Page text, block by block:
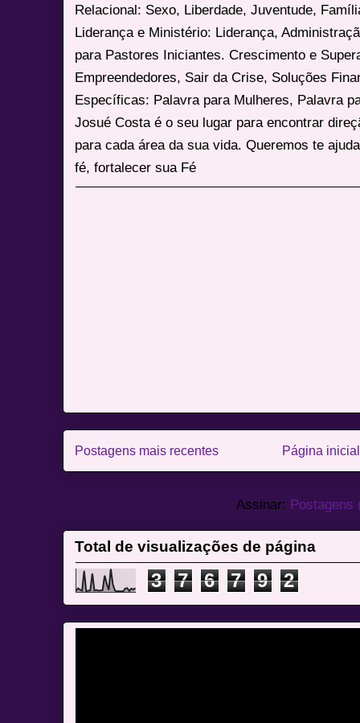
Relacional: Sexo, Liberdade, Juventude,
Liderança e Ministério: Liderança,
para Pastores Iniciantes. Crescimento e
Empreendedores, Sair da Crise, Soluções
Específicas: Palavra para Mulheres, Palavra
Josué Costa é o seu lugar para encontrar
para cada área da sua vida. Queremos te
fé, fortalecer sua Fé
Postagens mais recentes Página inicial
Assinar: Postagens
Total de visualizações de página
3 7 6 7 9 2